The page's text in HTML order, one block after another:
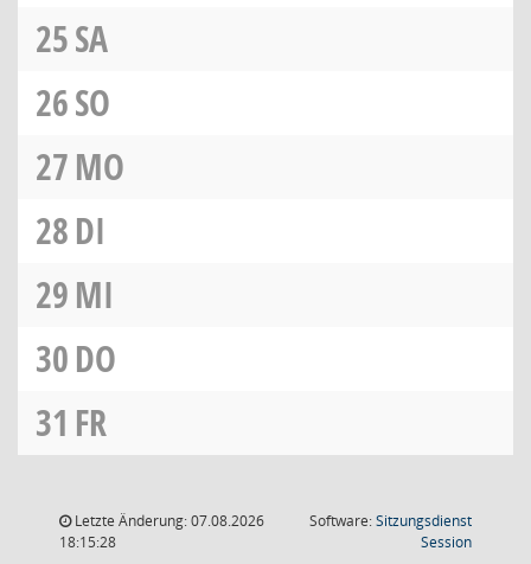
25SA
26SO
27MO
28DI
29MI
30DO
31 FR
Letzte Änderung: 07.08.2026
18:15:28
Software:Sitzungsdienst
Session(Wird in